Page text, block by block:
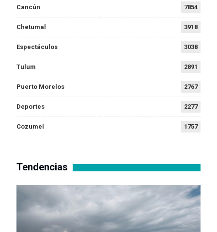
Cancún 7854
Chetumal 3918
Espectáculos 3038
Tulum 2891
Puerto Morelos 2767
Deportes 2277
Cozumel 1757
Tendencias